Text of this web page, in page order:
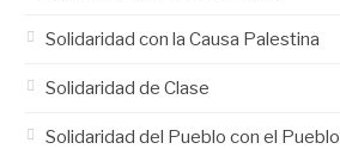
Solidaridad con la Causa Palestina
Solidaridad de Clase
Solidaridad del Pueblo con el Pueblo